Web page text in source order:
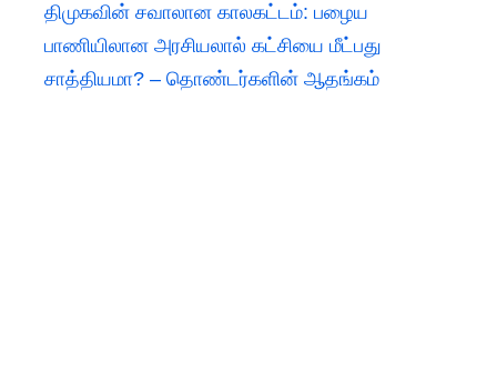
திமுகவின் சவாலான காலகட்டம்: பழைய
பாணியிலான அரசியலால் கட்சியை மீட்பது
சாத்தியமா? – தொண்டர்களின் ஆதங்கம்